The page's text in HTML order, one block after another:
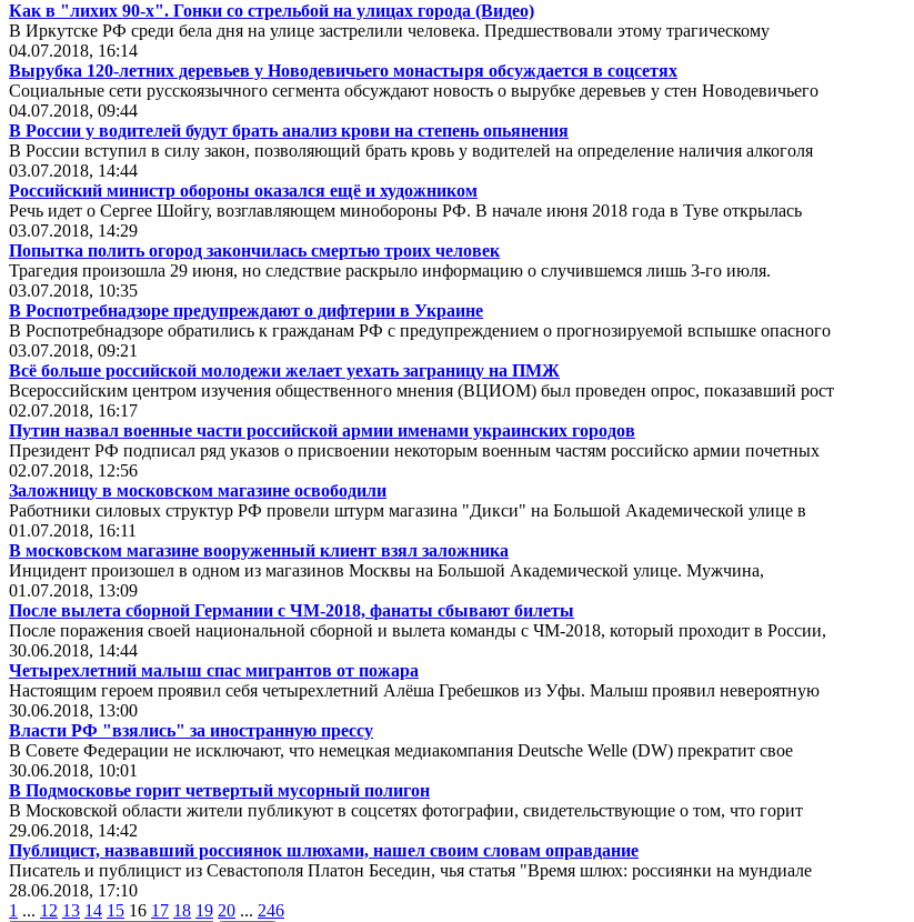
Как в "лихих 90-х". Гонки со стрельбой на улицах города (Видео)
В Иркутске РФ среди бела дня на улице застрелили человека. Предшествовали этому трагическому
04.07.2018, 16:14
Вырубка 120-летних деревьев у Новодевичьего монастыря обсуждается в соцсетях
Социальные сети русскоязычного сегмента обсуждают новость о вырубке деревьев у стен Новодевичьего
04.07.2018, 09:44
В России у водителей будут брать анализ крови на степень опьянения
В России вступил в силу закон, позволяющий брать кровь у водителей на определение наличия алкоголя
03.07.2018, 14:44
Российский министр обороны оказался ещё и художником
Речь идет о Сергее Шойгу, возглавляющем минобороны РФ. В начале июня 2018 года в Туве открылась
03.07.2018, 14:29
Попытка полить огород закончилась смертью троих человек
Трагедия произошла 29 июня, но следствие раскрыло информацию о случившемся лишь 3-го июля.
03.07.2018, 10:35
В Роспотребнадзоре предупреждают о дифтерии в Украине
В Роспотребнадзоре обратились к гражданам РФ с предупреждением о прогнозируемой вспышке опасного
03.07.2018, 09:21
Всё больше российской молодежи желает уехать заграницу на ПМЖ
Всероссийским центром изучения общественного мнения (ВЦИОМ) был проведен опрос, показавший рост
02.07.2018, 16:17
Путин назвал военные части российской армии именами украинских городов
Президент РФ подписал ряд указов о присвоении некоторым военным частям российско армии почетных
02.07.2018, 12:56
Заложницу в московском магазине освободили
Работники силовых структур РФ провели штурм магазина "Дикси" на Большой Академической улице в
01.07.2018, 16:11
В московском магазине вооруженный клиент взял заложника
Инцидент произошел в одном из магазинов Москвы на Большой Академической улице. Мужчина,
01.07.2018, 13:09
После вылета сборной Германии с ЧМ-2018, фанаты сбывают билеты
После поражения своей национальной сборной и вылета команды с ЧМ-2018, который проходит в России,
30.06.2018, 14:44
Четырехлетний малыш спас мигрантов от пожара
Настоящим героем проявил себя четырехлетний Алёша Гребешков из Уфы. Малыш проявил невероятную
30.06.2018, 13:00
Власти РФ "взялись" за иностранную прессу
В Совете Федерации не исключают, что немецкая медиакомпания Deutsche Welle (DW) прекратит свое
30.06.2018, 10:01
В Подмосковье горит четвертый мусорный полигон
В Московской области жители публикуют в соцсетях фотографии, свидетельствующие о том, что горит
29.06.2018, 14:42
Публицист, назвавший россиянок шлюхами, нашел своим словам оправдание
Писатель и публицист из Севастополя Платон Беседин, чья статья "Время шлюх: россиянки на мундиале
28.06.2018, 17:10
1 ... 12 13 14 15 16 17 18 19 20 ... 246